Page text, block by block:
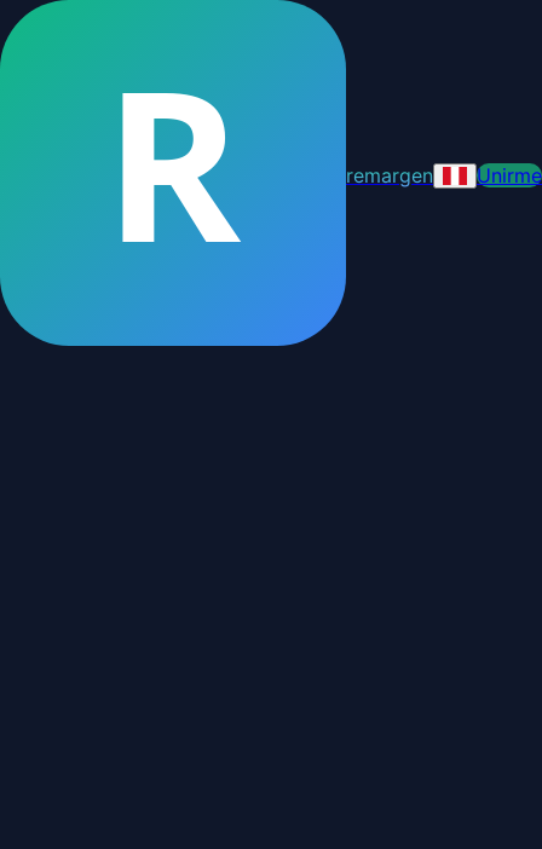
R remargen Unirme